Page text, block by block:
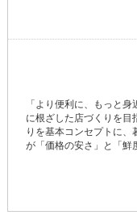
「より便利に、もっと
に根ざした店づくりを目
りを基本コンセプトに、
が「価格の安さ」と「鮮